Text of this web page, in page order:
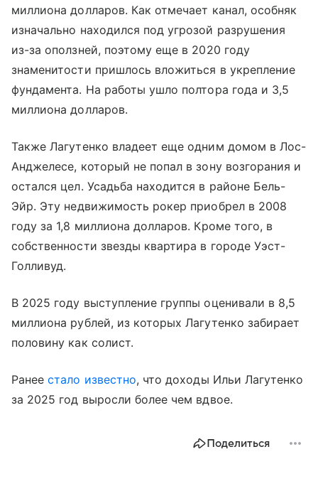
миллиона долларов. Как отмечает канал, особняк
изначально находился под угрозой разрушения
из-за оползней, поэтому еще в 2020 году
знаменитости пришлось вложиться в укрепление
фундамента. На работы ушло полтора года и 3,5
миллиона долларов.
Также Лагутенко владеет еще одним домом в Лос-
Анджелесе, который не попал в зону возгорания и
остался цел. Усадьба находится в районе Бель-
Эйр. Эту недвижимость рокер приобрел в 2008
году за 1,8 миллиона долларов. Кроме того, в
собственности звезды квартира в городе Уэст-
Голливуд.
В 2025 году выступление группы оценивали в 8,5
миллиона рублей, из которых Лагутенко забирает
половину как солист.
Ранеестало известно, что доходы Ильи Лагутенко
за 2025 год выросли более чем вдвое.
Поделиться